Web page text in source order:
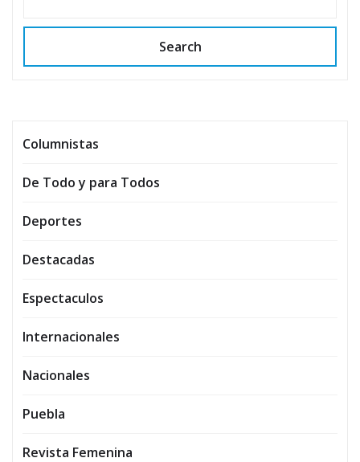
Search
Columnistas
De Todo y para Todos
Deportes
Destacadas
Espectaculos
Internacionales
Nacionales
Puebla
Revista Femenina